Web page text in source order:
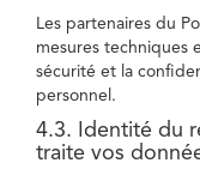
Les partenaires du
mesures techniques
sécurité et la
personnel.
4.3. Identité du
traite vos